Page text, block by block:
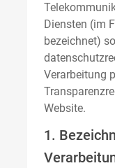
Diensten (im
bezeichnet)
Verarbeitung
Website.
1.